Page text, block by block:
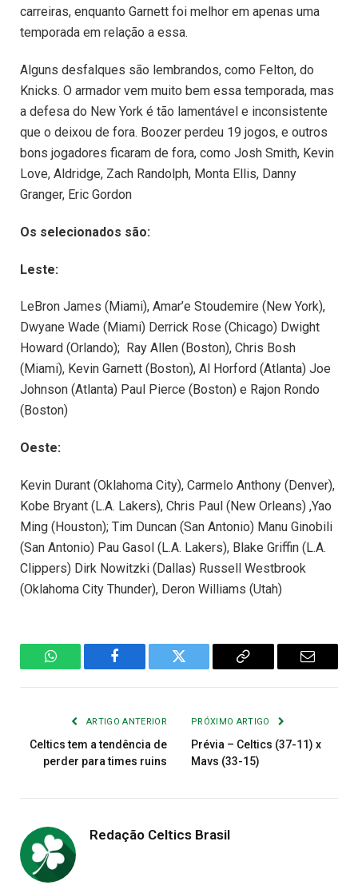
carreiras, enquanto Garnett foi melhor em apenas uma
temporada em relação a essa.
Alguns desfalques são lembrandos, como Felton, do
Knicks. O armador vem muito bem essa temporada, mas
a defesa do New York é tão lamentável e inconsistente
que o deixou de fora. Boozer perdeu 19 jogos, e outros
bons jogadores ficaram de fora, como Josh Smith, Kevin
Love, Aldridge, Zach Randolph, Monta Ellis, Danny
Granger, Eric Gordon
Os selecionados são:
Leste:
LeBron James (Miami), Amar’e Stoudemire (New York),
Dwyane Wade (Miami) Derrick Rose (Chicago) Dwight
Howard (Orlando); Ray Allen (Boston), Chris Bosh
(Miami), Kevin Garnett (Boston), Al Horford (Atlanta) Joe
Johnson (Atlanta) Paul Pierce (Boston) e Rajon Rondo
(Boston)
Oeste:
Kevin Durant (Oklahoma City), Carmelo Anthony (Denver),
Kobe Bryant (L.A. Lakers), Chris Paul (New Orleans) ,Yao
Ming (Houston); Tim Duncan (San Antonio) Manu Ginobili
(San Antonio) Pau Gasol (L.A. Lakers), Blake Griffin (L.A.
Clippers) Dirk Nowitzki (Dallas) Russell Westbrook
(Oklahoma City Thunder), Deron Williams (Utah)
WhatsAppFacebook Twitter
Copiar
E-
ARTIGO ANTERIOR
Celtics tem a tendência de
perder para times ruins
PRÓXIMO ARTIGO
Prévia – Celtics (37-11) x
Mavs (33-15)
Redação Celtics Brasil